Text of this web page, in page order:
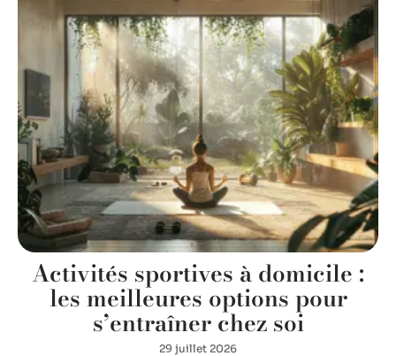
Activités sportives à domicile :
les meilleures options pour
s’entraîner chez soi
29 juillet 2026